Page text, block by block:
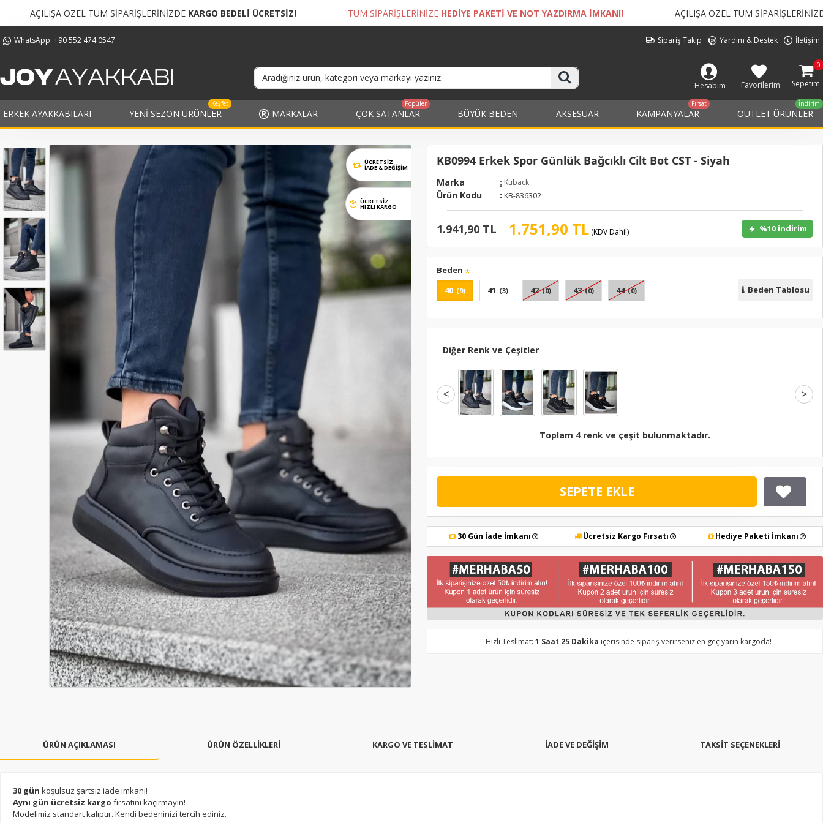
SİPARİŞLERİNİZDEKARGO BEDELİ ÜCRETSİZ! TÜM SİPARİŞLERİNİZE HEDİYE PAKETİ VE NOT YAZDIRMA İMKANI! AÇILIŞA ÖZEL TÜM SİPARİŞLERİNİZDEKARGO BEDELİ
WhatsApp: +90 552 474 0547 Sipariş Takip Yardım & Destek İletişim
Hesabım Favorilerim Sepetim
0
ERKEK AYAKKABILARI YENI SEZON ÜRÜNLER
Keşfet
MARKALAR ÇOK SATANLAR
Popüler
BÜYÜK BEDEN AKSESUAR KAMPANYALAR
Fırsat
OUTLET ÜRÜNLER
İndirim
ÜCRETSİZ
İADE & DEĞIŞIM
ÜCRETSİZ
HIZLI KARGO
KB0994 Erkek Spor Günlük Bağcıklı Cilt Bot CST - Siyah
Marka : Kuback
Ürün Kodu : KB-836302
1.751,90 TL (KDV Dahil)
1.941,90 TL %10 indirim
Beden
40 (9) 41 (3) 42 (0) 43 (0) 44 (0) Beden Tablosu
Diğer Renk ve Çeşitler
< >
Toplam 4 renk ve çeşit bulunmaktadır.
SEPETE EKLE
30 Gün İade İmkanı Ücretsiz Kargo Fırsatı Hediye Paketi İmkanı
Hızlı Teslimat:1 Saat 25 Dakika içerisinde sipariş verirseniz en geç yarın kargoda!
ÜRÜN AÇIKLAMASI ÜRÜN ÖZELLİKLERİ KARGO VE TESLİMAT İADE VE DEĞİŞİM TAKSIT SEÇENEKLERI
30 gün koşulsuz şartsız iade imkanı!
Aynı gün ücretsiz kargo fırsatını kaçırmayın!
Modelimiz standart kalıptır. Kendi bedeninizi tercih ediniz.